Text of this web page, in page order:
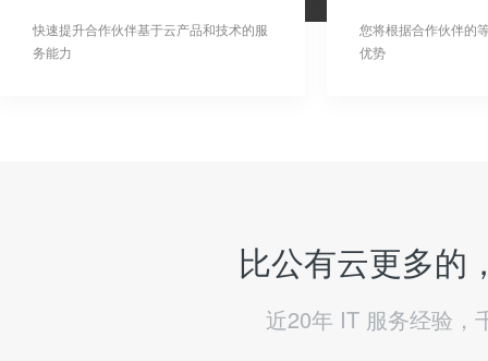
快速提升合作伙伴基于云产品和技术的服
务能力
您将根据合作伙伴的
优势
比公有云更多的
近20年 IT 服务经验，